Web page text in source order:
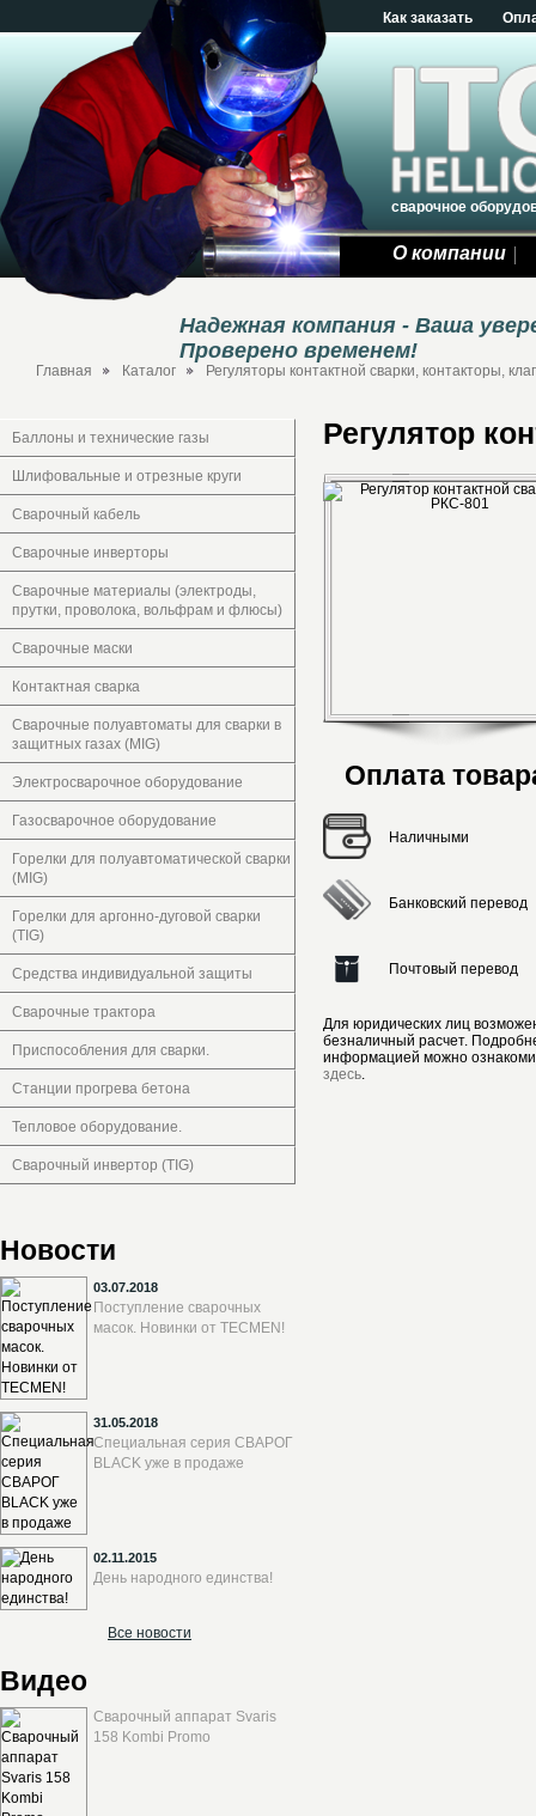
Как заказать
сварочное
О компании
Надежная компания - Ваша
Проверено временем!
Главная Каталог Регуляторы контактной сварки, контакторы,
Баллоны и технические газы
Шлифовальные и отрезные круги
Сварочный кабель
Сварочные инверторы
Сварочные материалы (электроды,
прутки, проволока, вольфрам и флюсы)
Сварочные маски
Контактная сварка
Сварочные полуавтоматы для сварки в
защитных газах (MIG)
Электросварочное оборудование
Газосварочное оборудование
Горелки для полуавтоматической сварки
(MIG)
Горелки для аргонно-дуговой сварки
(TIG)
Средства индивидуальной защиты
Сварочные трактора
Приспособления для сварки.
Станции прогрева бетона
Тепловое оборудование.
Сварочный инвертор (TIG)
Новости
03.07.2018
Поступление сварочных
масок. Новинки от TECMEN!
31.05.2018
Специальная серия СВАРОГ
BLACK уже в продаже
02.11.2015
День народного единства!
Все новости
Видео
Сварочный аппарат Svaris
158 Kombi Promo
Регулятор
Оплата
Наличными
Банковский перевод
Почтовый перевод
Для юридических лиц
безналичный расчет.
информацией можно
здесь.